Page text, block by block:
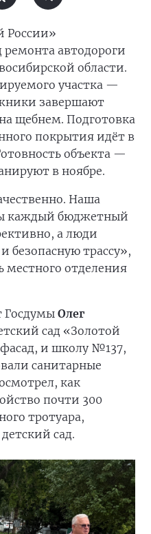
России»
автодороги
области.
участка —
завершают
щебнем. Подготовка
покрытия идёт в
объекта —
в ноябре.
Наша
каждый бюджетный
а люди
безопасную трассу»,
местного отделения
Госдумы Олег
сад «Золотой
и школу №137,
санитарные
как
почти 300
тротуара,
сад.